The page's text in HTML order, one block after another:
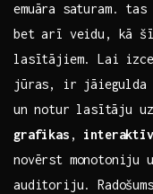
emuāra⁤ saturam.
bet arī veidu, kā
lasītājiem. Lai‍
jūras, ⁤ir jāiegulda
un⁣ notur ⁤lasītāju
grafikas ,
novērst monotoniju
auditoriju.